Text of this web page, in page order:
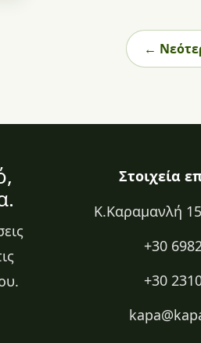
←
Στοιχεία
Κ.Καραμανλή
+30
+30